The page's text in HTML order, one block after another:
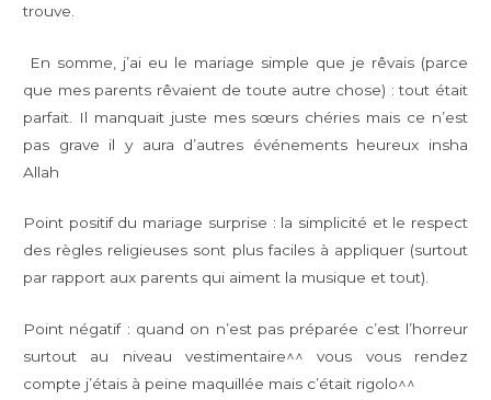
trouve.
En somme, j’ai eu le mariage simple que je rêvais (parce
que mes parents rêvaient de toute autre chose) : tout était
parfait. Il manquait juste mes sœurs chéries mais ce n’est
pas grave il y aura d’autres événements heureux insha
Allah
Point positif du mariage surprise : la simplicité et le respect
des règles religieuses sont plus faciles à appliquer (surtout
par rapport aux parents qui aiment la musique et tout).
Point négatif : quand on n’est pas préparée c’est l’horreur
surtout au niveau vestimentaire^^ vous vous rendez
compte j’étais à peine maquillée mais c’était rigolo^^